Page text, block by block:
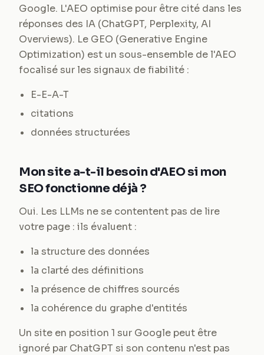
Google. L'AEO optimise pour être cité dans les
réponses des IA (ChatGPT, Perplexity, AI
Overviews). Le GEO (Generative Engine
Optimization) est un sous-ensemble de l'AEO
focalisé sur les signaux de fiabilité :
E-E-A-T
citations
données structurées
Mon site a-t-il besoin d'AEO si mon
SEO fonctionne déjà ?
Oui. Les LLMs ne se contentent pas de lire
votre page : ils évaluent :
la structure des données
la clarté des définitions
la présence de chiffres sourcés
la cohérence du graphe d'entités
Un site en position 1 sur Google peut être
ignoré par ChatGPT si son contenu n'est pas